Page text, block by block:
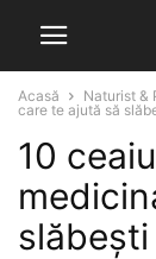
Acasă Naturist &
care te ajută să
10
slăbești